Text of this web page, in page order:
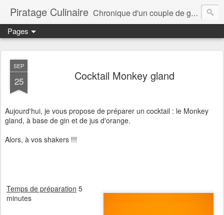
Piratage Culinaire Chronique d'un couple de gourmands
Pages
SEP
25 Cocktail Monkey gland
Aujourd'hui, je vous propose de préparer un cocktail : le Monkey
gland, à base de gin et de jus d'orange.
Alors, à vos shakers !!!
Temps de préparation 5
minutes